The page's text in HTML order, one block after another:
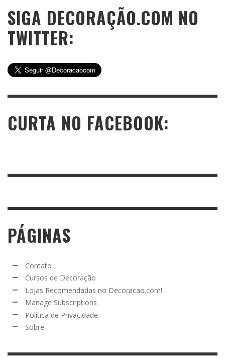
SIGA DECORAÇÃO.COM NO
TWITTER:
CURTA NO FACEBOOK:
PÁGINAS
Contato
Cursos de Decoração
Lojas Recomendadas no Decoracao.com!
Manage Subscriptions
Política de Privacidade
Sobre